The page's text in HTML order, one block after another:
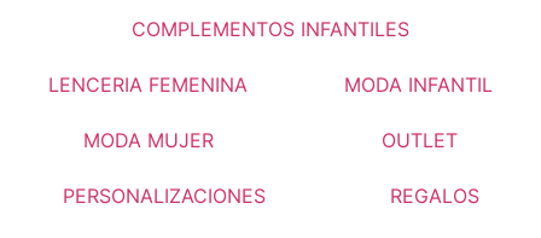
COMPLEMENTOS INFANTILES
LENCERIA FEMENINA MODA INFANTIL
MODA MUJER OUTLET
PERSONALIZACIONES REGALOS